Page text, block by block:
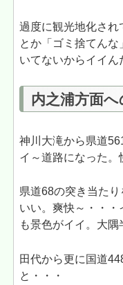
過度に観光地化され
とか「ゴミ捨てん
いてないからイイん
内之浦方面
神川大滝から県道
イ～道路になった。
県道68の突き当た
いい。爽快～・・・
も景色がイイ。大隅
田代から更に国道
と・・・